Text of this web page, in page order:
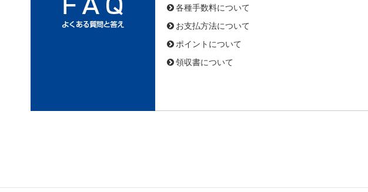
各種手数料について
お支払方法について
ポイントについて
領収書について